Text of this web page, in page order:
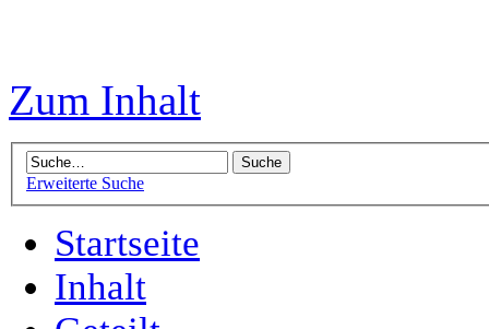
Zum Inhalt
Erweiterte Suche
Startseite
Inhalt